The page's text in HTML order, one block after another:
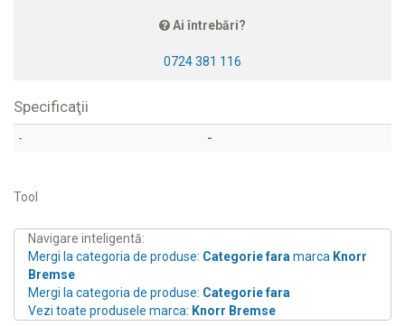
Ai întrebări?
0724 381 116
Specificaţii
- -
Tool
Navigare inteligentă:
Mergi la categoria de produse: Categorie fara marca Knorr
Bremse
Mergi la categoria de produse: Categorie fara
Vezi toate produsele marca: Knorr Bremse